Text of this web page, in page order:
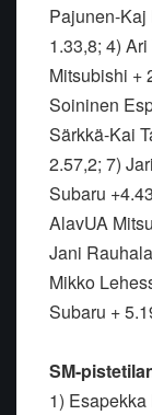
Pajunen-Kaj
1.33,8; 4)
Mitsubishi +
Soininen
Särkkä-Kai
2.57,2; 7)
Subaru
AlavUA
Jani
Mikko
Subaru +
SM-
1)